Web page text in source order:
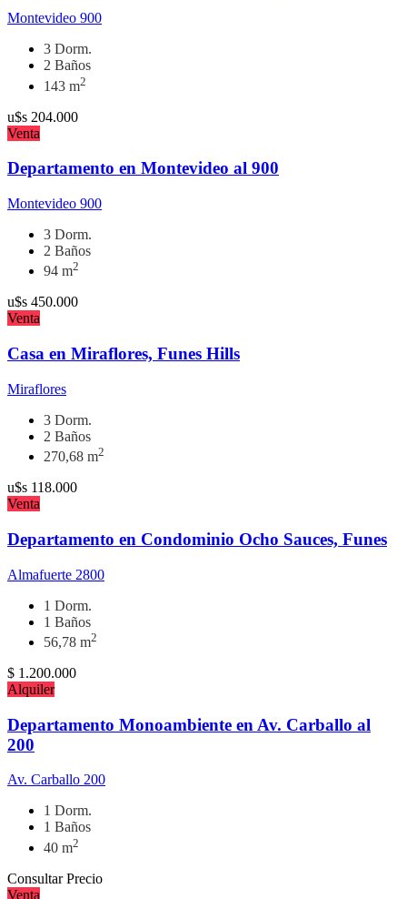
Montevideo 900
3 Dorm.
2 Baños
143 m2
u$s 204.000
Venta
Departamento en Montevideo al 900
Montevideo 900
3 Dorm.
2 Baños
94 m2
u$s 450.000
Venta
Casa en Miraflores, Funes Hills
Miraflores
3 Dorm.
2 Baños
270,68 m2
u$s 118.000
Venta
Departamento en Condominio Ocho Sauces, Funes
Almafuerte 2800
1 Dorm.
1 Baños
56,78 m2
$ 1.200.000
Alquiler
Departamento Monoambiente en Av. Carballo al
200
Av. Carballo 200
1 Dorm.
1 Baños
40 m2
Consultar Precio
Venta